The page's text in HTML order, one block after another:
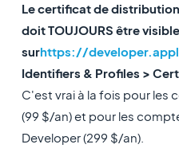
Le certificat de
doit TOUJOURS être visible
surhttps://
Identifiers & Profiles >
C'est vrai à la fois pour les
(99 $/an) et pour les
Developer (299 $/an).